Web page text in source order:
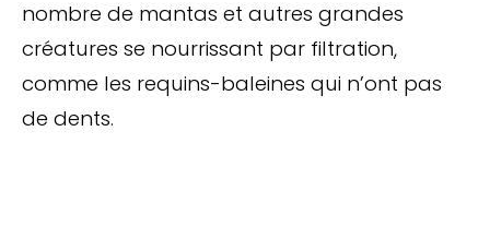
nombre de mantas et autres grandes
créatures se nourrissant par filtration,
comme les requins-baleines qui n’ont pas
de dents.